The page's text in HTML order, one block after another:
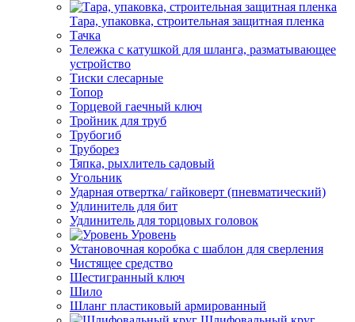
Тара, упаковка, строительная защитная пленка
Тачка
Тележка с катушкой для шланга, разматывающее
устройство
Тиски слесарные
Топор
Торцевой гаечный ключ
Тройник для труб
Трубогиб
Труборез
Тяпка, рыхлитель садовый
Угольник
Ударная отвертка/ гайковерт (пневматический)
Удлинитель для бит
Удлинитель для торцовых головок
Уровень
Установочная коробка с шаблон для сверления
Чистящее средство
Шестигранный ключ
Шило
Шланг пластиковый армированный